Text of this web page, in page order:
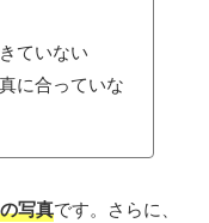
ていない
に合っていな
写真です。さらに、